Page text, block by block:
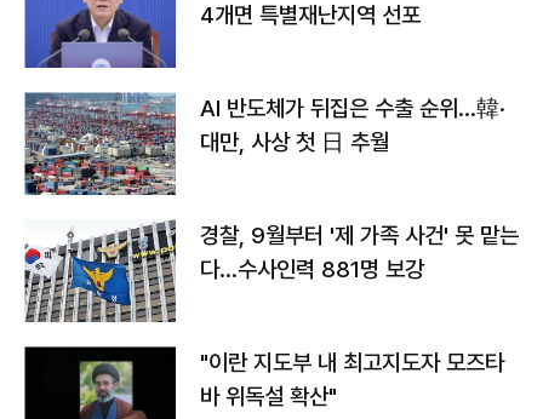
4개면 특별재난지역 선포
AI 반도체가 뒤집은 수출 순위…韓·
대만, 사상 첫 日 추월
경찰, 9월부터 '제 가족 사건' 못 맡는
다…수사인력 881명 보강
"이란 지도부 내 최고지도자 모즈타
바 위독설 확산"